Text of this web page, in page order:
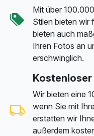
Mit über
Stilen bieten wir
bieten auch
Ihren Fotos an
erschwinglich.
Wir bieten eine
wenn Sie mit
erstatten wir
außerdem